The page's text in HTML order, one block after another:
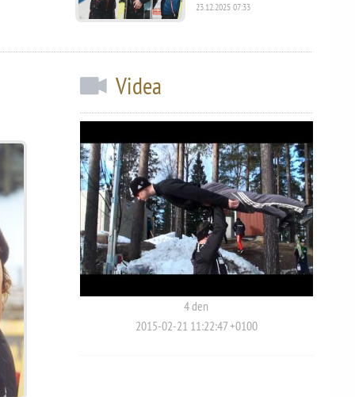
23.12.2025 07:33
Videa
4 den
2015-02-21 11:22:47 +0100